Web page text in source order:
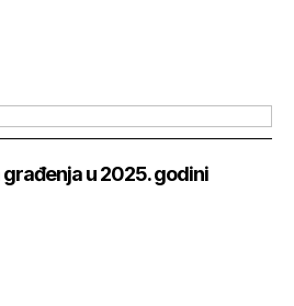
u 2025. godini